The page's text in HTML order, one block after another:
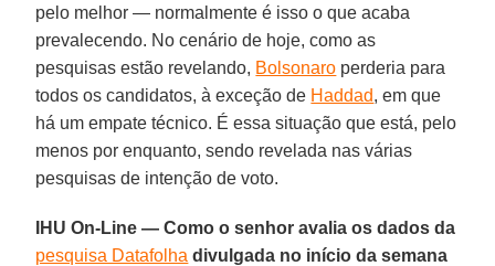
pelo melhor — normalmente é isso o que acaba
prevalecendo. No cenário de hoje, como as
pesquisas estão revelando, Bolsonaro perderia para
todos os candidatos, à exceção de Haddad, em que
há um empate técnico. É essa situação que está, pelo
menos por enquanto, sendo revelada nas várias
pesquisas de intenção de voto.
IHU On-Line — Como o senhor avalia os dados da
pesquisa Datafolha divulgada no início da semana